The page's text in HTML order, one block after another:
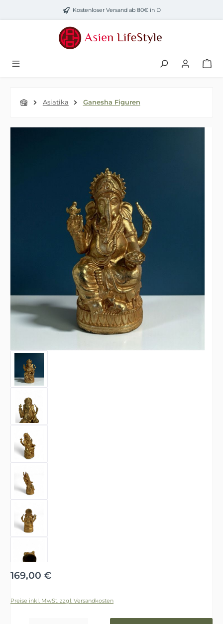
Zum Hauptinhalt springenKostenloser Versand ab 80€ in D
Asiatika Ganesha Figuren
Regulärer Preis:
169,00 €
Preise inkl. MwSt. zzgl. Versandkosten